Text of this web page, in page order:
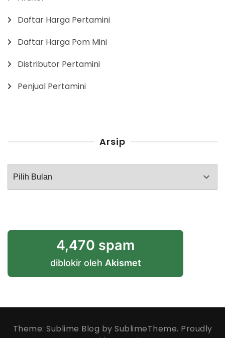
Daftar Harga Pertamini
Daftar Harga Pom Mini
Distributor Pertamini
Penjual Pertamini
Arsip
Arsip
4,470 spam
diblokir oleh Akismet
Theme: Sublime Blog by SublimeTheme. Proudly